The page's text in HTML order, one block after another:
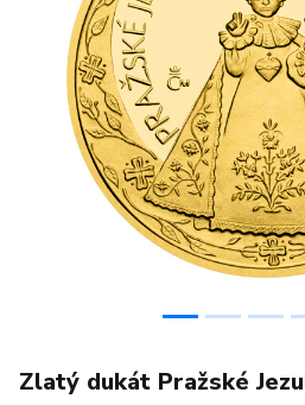
Previous
Zlatý dukát Pražské